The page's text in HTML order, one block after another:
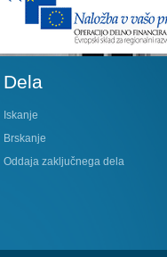
Dela
Iskanje
Brskanje
Oddaja zaključnega dela